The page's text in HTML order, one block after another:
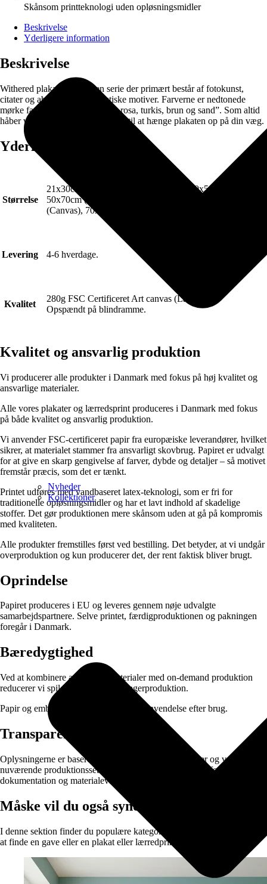
Nyheder
Kollektioner
Skånsom printteknologi uden opløsningsmidler
Beskrivelse
Yderligere information
Beskrivelse
Withered plakat serien er en serie der primært består af fotokunst,
citater og abstrakte minimalistiske motiver. Farverne er nedtonede
mørke farver så som: “Blå, rød, rosa, turkis, brun og sand”. Som altid
håber vi du finder din egen grund til at hænge plakaten op på din væg.
Yderligere information
Størrelse
21x30cm (Plakat), 30x40cm (Plakat), 40x50cm (Plakat),
50x70cm (Plakat), 70x100cm (Plakat), 50x70cm
(Canvas), 70x100cm (Canvas)
Levering 4-6 hverdage.
Kvalitet
280g FSC Certificeret Art canvas (Lærred).
Opspændt på blindramme.
Kvalitet og ansvarlig produktion
Vi producerer alle produkter i Danmark med fokus på høj kvalitet og
ansvarlige materialer.
Alle vores plakater og lærredsprint produceres i Danmark med fokus
på både kvalitet og ansvarlig produktion.
Vi anvender FSC-certificeret papir fra europæiske leverandører, hvilket
sikrer, at materialet stammer fra ansvarligt skovbrug. Papiret er udvalgt
for at give en skarp gengivelse af farver, dybde og detaljer – så motivet
fremstår præcis, som det er tænkt.
Printet udføres med vandbaseret latex-teknologi, som er fri for
traditionelle opløsningsmidler og har et lavt indhold af skadelige
stoffer. Det gør produktionen mere skånsom uden at gå på kompromis
med kvaliteten.
Alle produkter fremstilles først ved bestilling. Det betyder, at vi undgår
overproduktion og kun producerer det, der rent faktisk bliver brugt.
Oprindelse
Papiret produceres i EU og leveres gennem nøje udvalgte
samarbejdspartnere. Selve printet, færdigproduktionen og pakningen
foregår i Danmark.
Bæredygtighed
Ved at kombinere ansvarlige materialer med on-demand produktion
reducerer vi spild og unødvendig lagerproduktion.
Papir og emballage kan sorteres til genanvendelse efter brug.
Transparens
Oplysningerne er baseret på data fra vores leverandører og vores
nuværende produktionssetup. Vi arbejder løbende på at forbedre vores
dokumentation og materialevalg.
Måske vil du også synes om:
I denne sektion finder du populære kategorier der gør det lettere for dig
at finde en gave eller en plakat eller lærredprint til dig selv.